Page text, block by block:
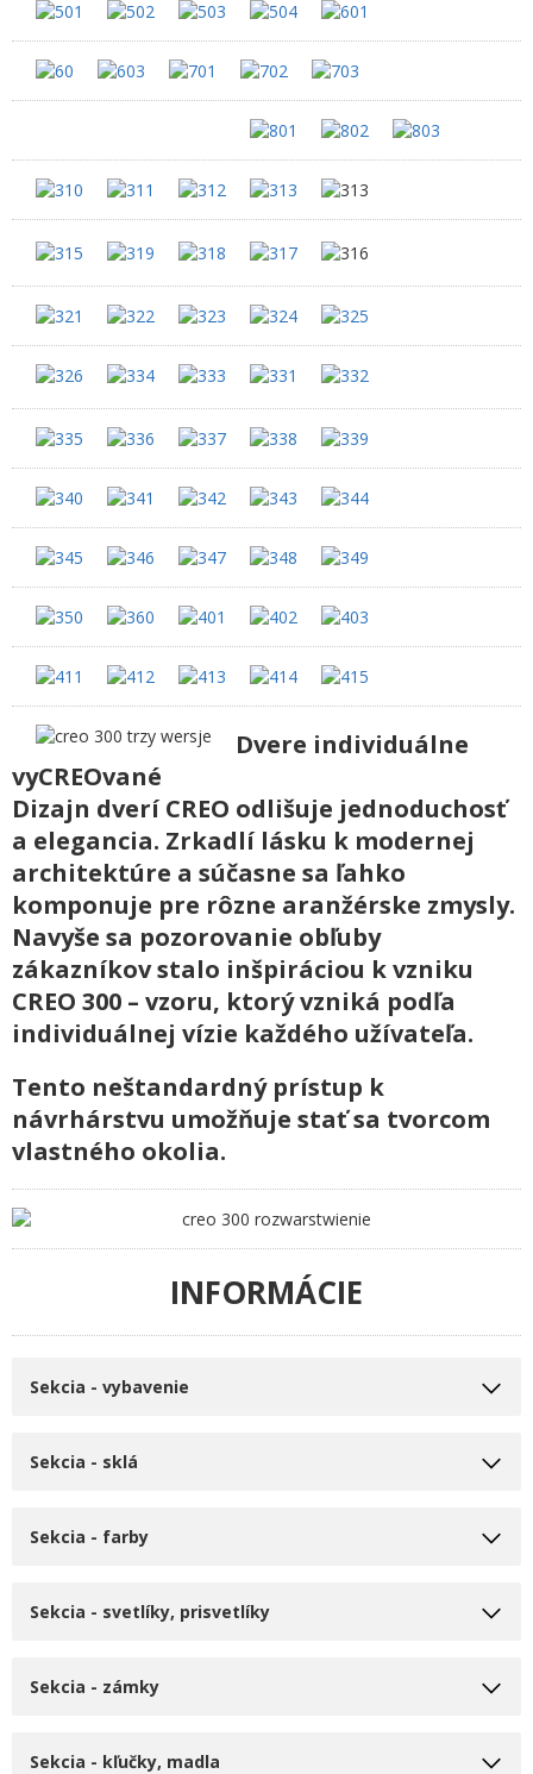
Dvere individuálne
vyCREOvané
Dizajn dverí CREO odlišuje jednoduchosť
a elegancia. Zrkadlí lásku k modernej
architektúre a súčasne sa ľahko
komponuje pre rôzne aranžérske zmysly.
Navyše sa pozorovanie obľuby
zákazníkov stalo inšpiráciou k vzniku
CREO 300 – vzoru, ktorý vzniká podľa
individuálnej vízie každého užívateľa.
Tento neštandardný prístup k
návrhárstvu umožňuje stať sa tvorcom
vlastného okolia.
INFORMÁCIE
Sekcia - vybavenie
Sekcia - sklá
Sekcia - farby
Sekcia - svetlíky, prisvetlíky
Sekcia - zámky
Sekcia - kľučky, madla